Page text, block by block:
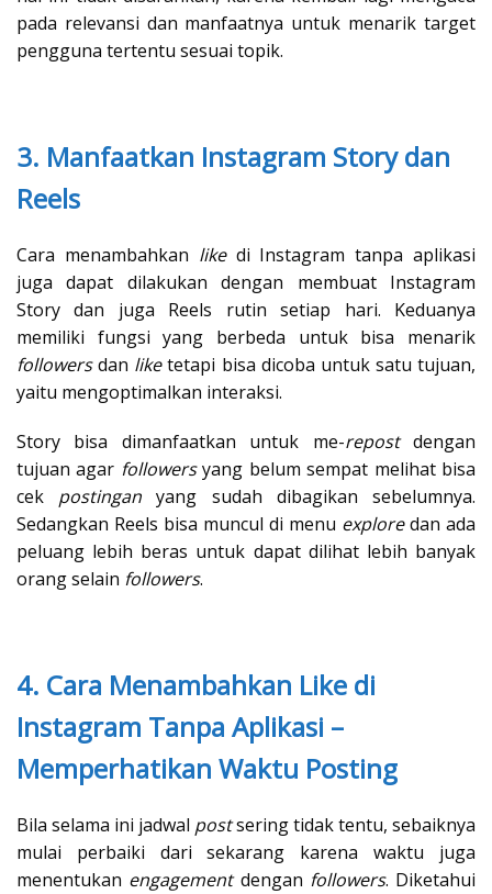
pada relevansi dan manfaatnya untuk menarik target
pengguna tertentu sesuai topik.
3. Manfaatkan Instagram Story dan
Reels
Cara menambahkan likedi Instagram tanpa aplikasi
juga dapat dilakukan dengan membuat Instagram
Story dan juga Reels rutin setiap hari. Keduanya
memiliki fungsi yang berbeda untuk bisa menarik
followersdan liketetapi bisa dicoba untuk satu tujuan,
yaitu mengoptimalkan interaksi.
Story bisa dimanfaatkan untuk me-repostdengan
tujuan agar followersyang belum sempat melihat bisa
cek postingan yang sudah dibagikan sebelumnya.
Sedangkan Reels bisa muncul di menu exploredan ada
peluang lebih beras untuk dapat dilihat lebih banyak
orang selain followers.
4. Cara Menambahkan Like di
Instagram Tanpa Aplikasi –
Memperhatikan Waktu Posting
Bila selama ini jadwal postsering tidak tentu, sebaiknya
mulai perbaiki dari sekarang karena waktu juga
menentukan engagementdengan followers. Diketahui